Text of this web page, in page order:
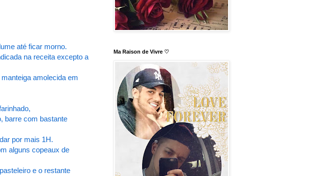
até ficar morno.
na receita excepto a
amolecida em
barre com bastante
por mais 1H.
alguns copeaux de
e o restante
Ma Raison de Vivre ♡